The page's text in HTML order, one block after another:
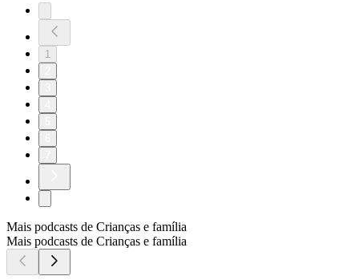
1
Mais podcasts de Crianças e família
Mais podcasts de Crianças e família